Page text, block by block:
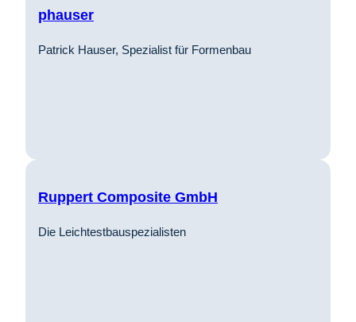
phauser
Patrick Hauser, Spezialist für Formenbau
Ruppert Composite GmbH
Die Leichtestbauspezialisten